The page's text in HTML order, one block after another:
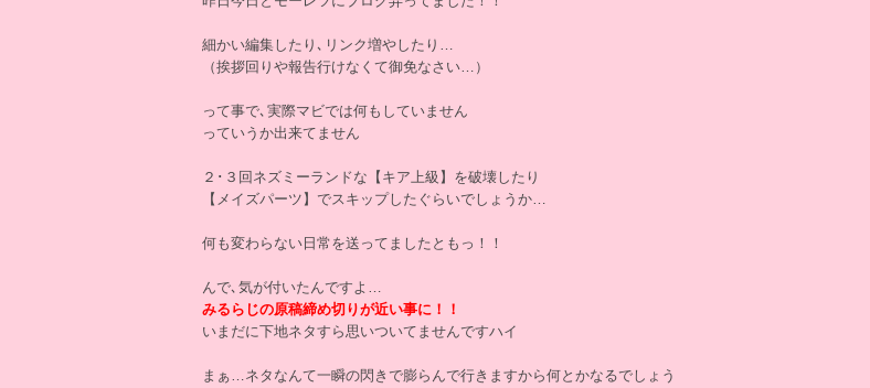
細かい編集したり､リンク増やしたり…
（挨拶回りや報告行けなくて御免なさい…）
って事で､実際マビでは何もしていません
っていうか出来てません
２･３回ネズミーランドな【キア上級】を破壊したり
【メイズパーツ】でスキップしたぐらいでしょうか…
何も変わらない日常を送ってましたともっ！！
んで､気が付いたんですよ…
みるらじの原稿締め切りが近い事に！！
いまだに下地ネタすら思いついてませんですハイ
まぁ…ネタなんて一瞬の閃きで膨らんで行きますから何とかなるでしょう